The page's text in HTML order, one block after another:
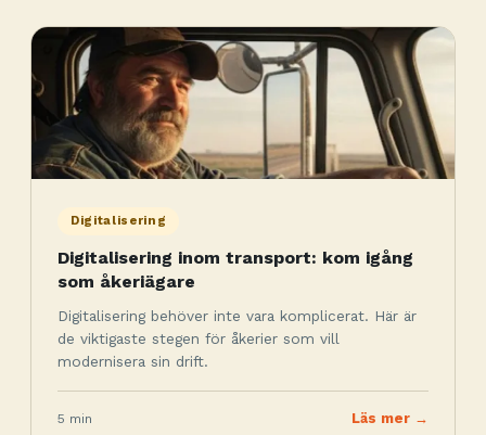
Digitalisering
Digitalisering inom transport: kom igång
som åkeriägare
Digitalisering behöver inte vara komplicerat. Här är
de viktigaste stegen för åkerier som vill
modernisera sin drift.
5 min Läs mer →